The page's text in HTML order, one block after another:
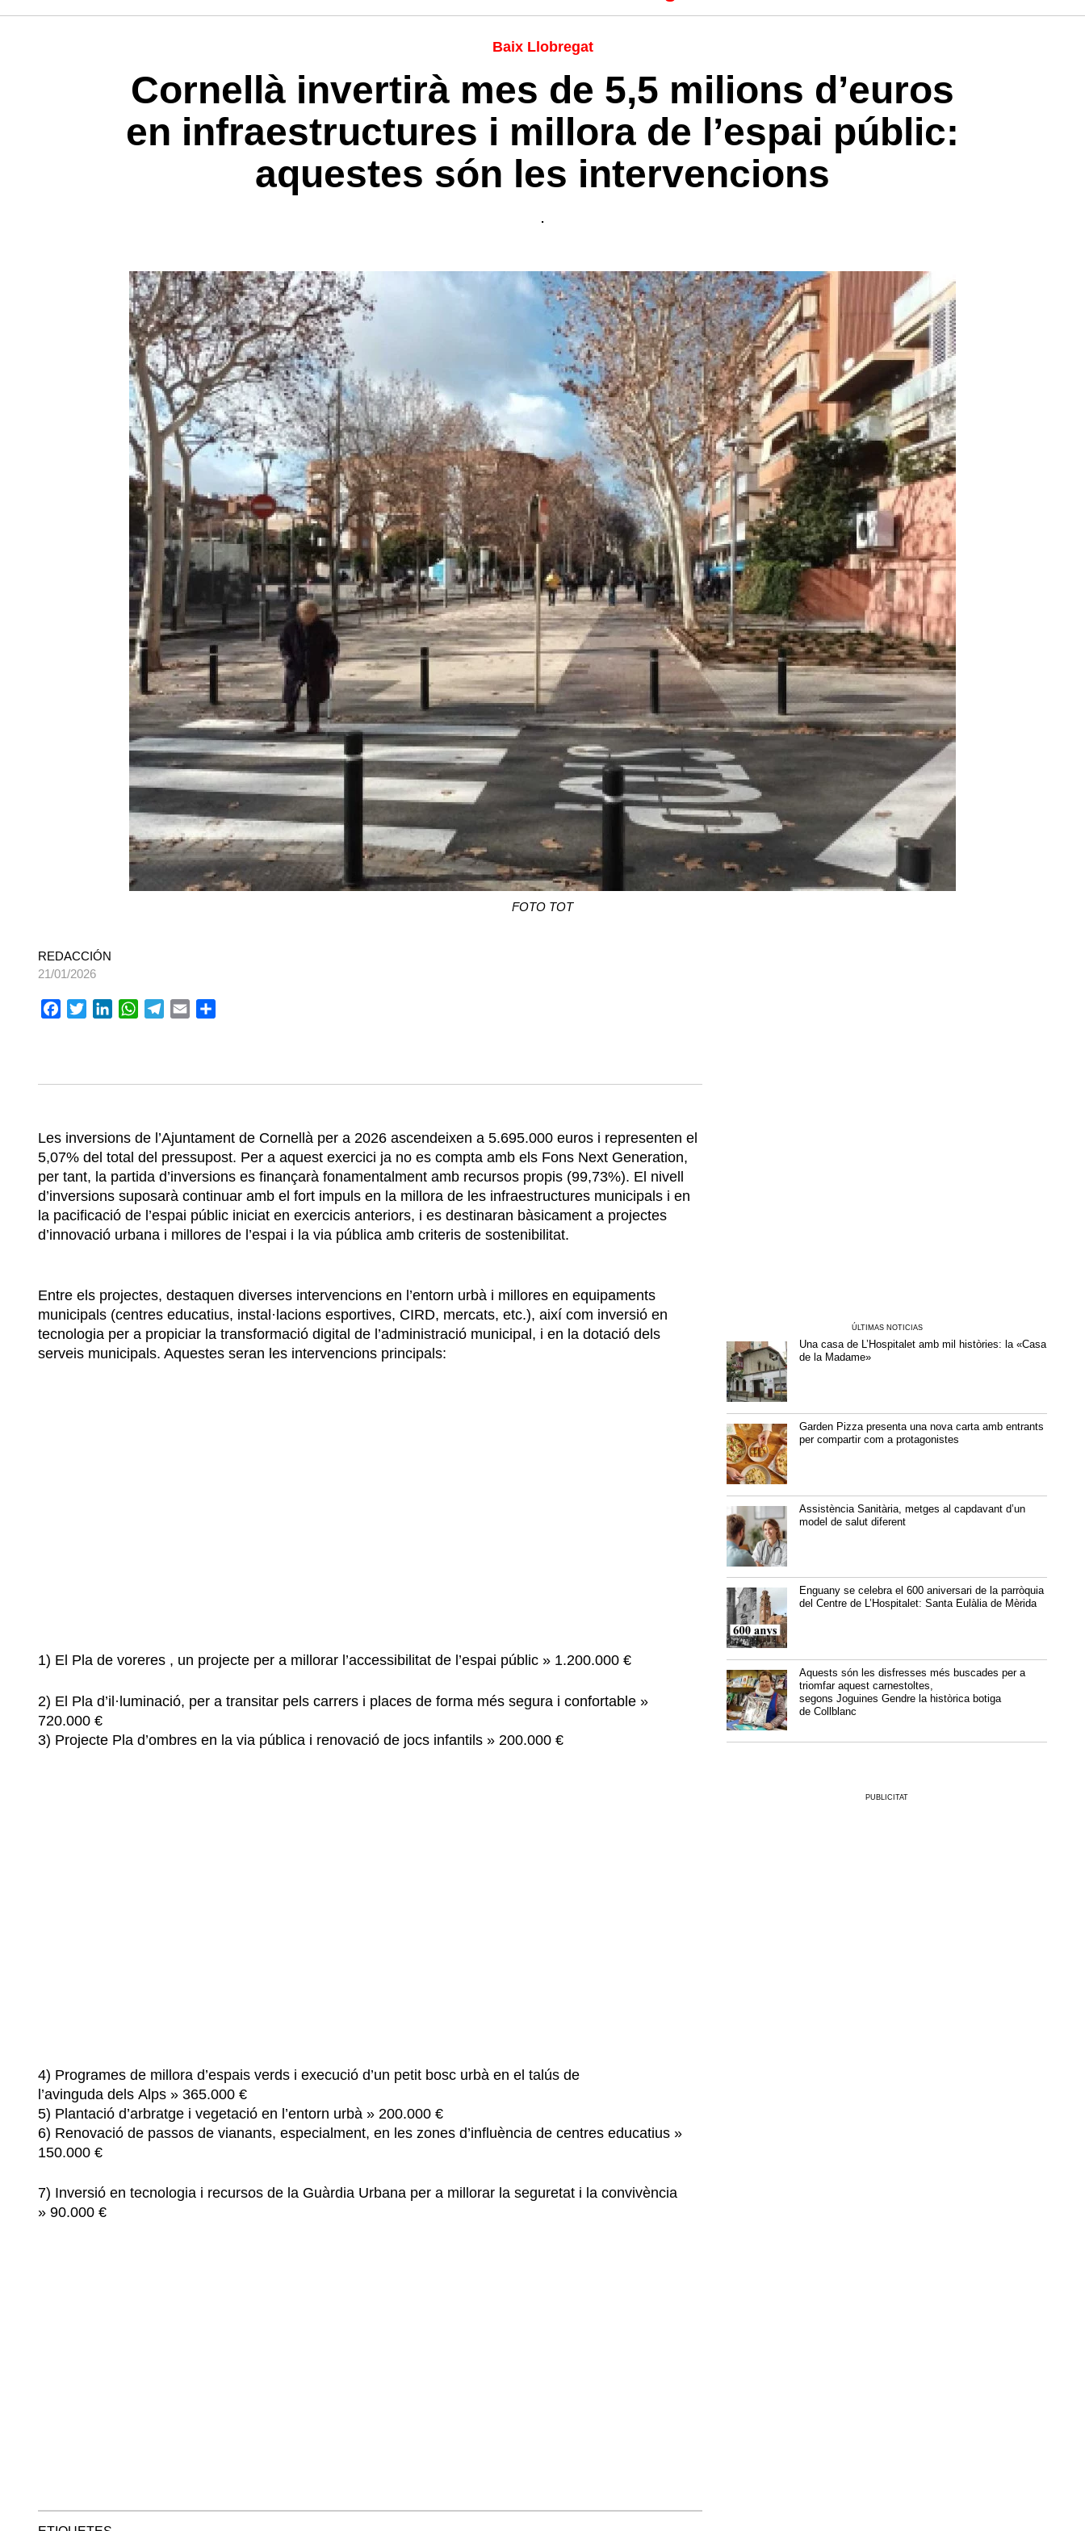
Baix Llobregat
Cornellà invertirà mes de 5,5 milions d’euros
en infraestructures i millora de l’espai públic:
aquestes són les intervencions
.
FOTO TOT
REDACCIÓN
21/01/2026
FacebookTwitterLinkedInWhatsApp
Telegram
Email
Les inversions de l’Ajuntament de Cornellà per a 2026 ascendeixen a 5.695.000 euros i representen el
5,07% del total del pressupost. Per a aquest exercici ja no es compta amb els Fons Next Generation,
per tant, la partida d’inversions es finançarà fonamentalment amb recursos propis (99,73%). El nivell
d’inversions suposarà continuar amb el fort impuls en la millora de les infraestructures municipals i en
la pacificació de l’espai públic iniciat en exercicis anteriors, i es destinaran bàsicament a projectes
d’innovació urbana i millores de l’espai i la via pública amb criteris de sostenibilitat.
Entre els projectes, destaquen diverses intervencions en l’entorn urbà i millores en equipaments
municipals (centres educatius, instal·lacions esportives, CIRD, mercats, etc.), així com inversió en
tecnologia per a propiciar la transformació digital de l’administració municipal, i en la dotació dels
serveis municipals. Aquestes seran les intervencions principals:
1) El Pla de voreres , un projecte per a millorar l’accessibilitat de l’espai públic » 1.200.000 €
2) El Pla d’il·luminació, per a transitar pels carrers i places de forma més segura i confortable »
720.000 €
3) Projecte Pla d’ombres en la via pública i renovació de jocs infantils » 200.000 €
4) Programes de millora d’espais verds i execució d’un petit bosc urbà en el talús de
l’avinguda dels Alps » 365.000 €
5) Plantació d’arbratge i vegetació en l’entorn urbà » 200.000 €
6) Renovació de passos de vianants, especialment, en les zones d’influència de centres educatius »
150.000 €
7) Inversió en tecnologia i recursos de la Guàrdia Urbana per a millorar la seguretat i la convivència
» 90.000 €
ÚLTIMAS NOTICIAS
Una casa de L’Hospitalet amb mil històries: la «Casa
de la Madame»
Garden Pizza presenta una nova carta amb entrants
per compartir com a protagonistes
Assistència Sanitària, metges al capdavant d’un
model de salut diferent
Enguany se celebra el 600 aniversari de la parròquia
del Centre de L’Hospitalet: Santa Eulàlia de Mèrida
Aquests són les disfresses més buscades per a
triomfar aquest carnestoltes,
segons Joguines Gendre la històrica botiga
de Collblanc
PUBLICITAT